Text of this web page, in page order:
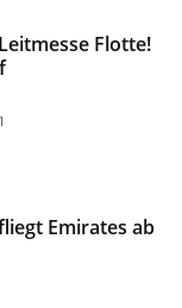
Flotte!
Emirates ab